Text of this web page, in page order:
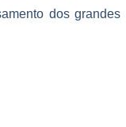
dos grandes